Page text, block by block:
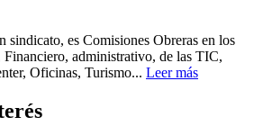
sindicato, es Comisiones Obreras en los
Financiero, administrativo, de las TIC,
Oficinas, Turismo... Leer más